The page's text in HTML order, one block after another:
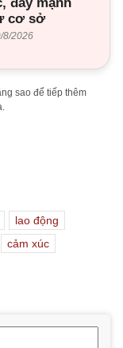
đẩy mạnh
cơ sở
8/2026
sao để tiếp thêm
lao động
cảm xúc